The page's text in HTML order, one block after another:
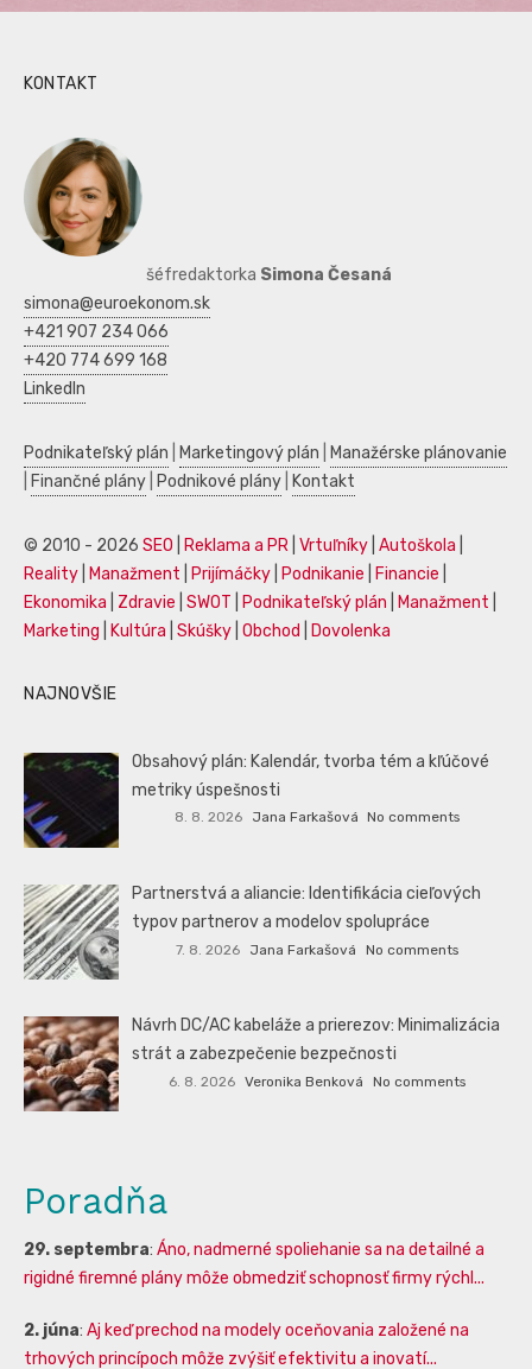
KONTAKT
šéfredaktorka Simona Česaná
simona@euroekonom.sk
+421 907 234 066
+420 774 699 168
LinkedIn
Podnikateľský plán Marketingový plán
Manažérske plánovanie
Finančné plány Podnikové plány Kontakt
© 2010 - 2026 SEO Reklama a PR Vrtuľníky Autoškola
Reality
Manažment Prijímáčky Podnikanie Financie
Ekonomika
Zdravie SWOT Podnikateľský plán Manažment
Marketing
Kultúra Skúšky Obchod Dovolenka
NAJNOVŠIE
Obsahový plán: Kalendár, tvorba tém a kľúčové
metriky úspešnosti
8. 8. 2026 Jana Farkašová No comments
Partnerstvá a aliancie: Identifikácia cieľových
typov partnerov a modelov spolupráce
7. 8. 2026 Jana Farkašová No comments
Návrh DC/AC kabeláže a prierezov: Minimalizácia
strát a zabezpečenie bezpečnosti
6. 8. 2026 Veronika Benková No comments
Poradňa
29. septembra: Áno, nadmerné spoliehanie sa na detailné a
rigidné firemné plány môže obmedziť schopnosť firmy rýchl...
2. júna: Aj keď prechod na modely oceňovania založené na
trhových princípoch môže zvýšiť efektivitu a inovatí...